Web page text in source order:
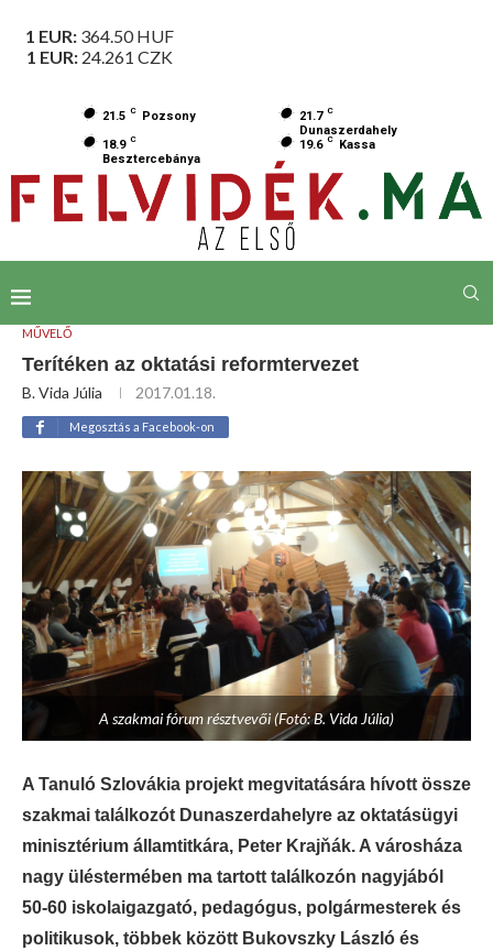
1 EUR: 364.50HUF
1 EUR: 24.261 CZK
21.5 C Pozsony 21.7 C
Dunaszerdahely
18.9 C
Besztercebánya
19.6 C Kassa
MŰVELŐ
Terítéken az oktatási reformtervezet
B. Vida Júlia 2017.01.18.
Megosztás a Facebook-on
A szakmai fórum résztvevői (Fotó: B. Vida Júlia)
A Tanuló Szlovákia projekt megvitatására hívott össze
szakmai találkozót Dunaszerdahelyre az oktatásügyi
minisztérium államtitkára, Peter Krajňák. A városháza
nagy üléstermében ma tartott találkozón nagyjából
50-60 iskolaigazgató, pedagógus, polgármesterek és
politikusok, többek között Bukovszky László és